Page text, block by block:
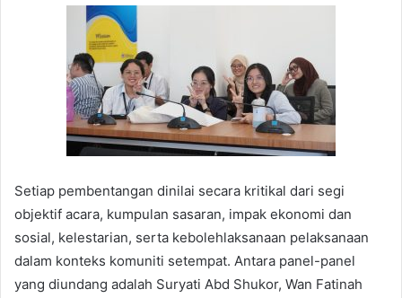
Setiap pembentangan dinilai secara kritikal dari segi
objektif acara, kumpulan sasaran, impak ekonomi dan
sosial, kelestarian, serta kebolehlaksanaan pelaksanaan
dalam konteks komuniti setempat. Antara panel-panel
yang diundang adalah Suryati Abd Shukor, Wan Fatinah